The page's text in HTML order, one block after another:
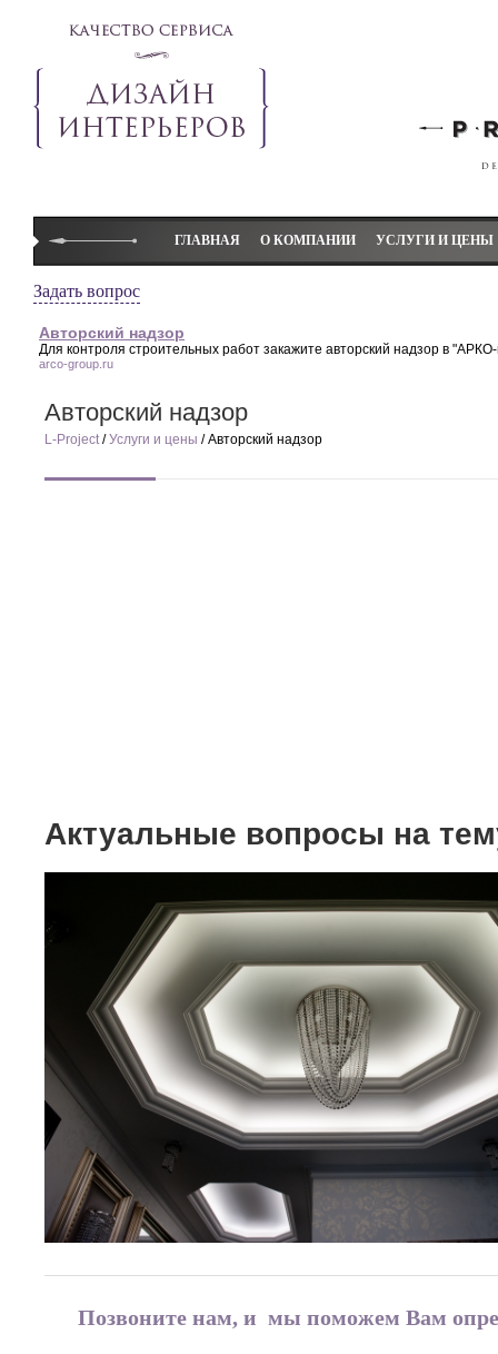
ГЛАВНАЯ О КОМПАНИИ
Наши преимущества
Отзывы
УСЛУГИ И ЦЕНЫ
Дизайн детской
Задать вопрос
Авторский надзор
Для контроля строительных работ закажите авторский надзор в "АРКО-
arco-group.ru
Авторский надзор
L-Project/Услуги и цены / Авторский надзор
Актуальные вопросы на
Позвоните нам, и мы поможем Вам